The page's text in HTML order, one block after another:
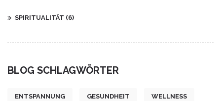
SPIRITUALITÄT (6)
BLOG SCHLAGWÖRTER
ENTSPANNUNG GESUNDHEIT WELLNESS